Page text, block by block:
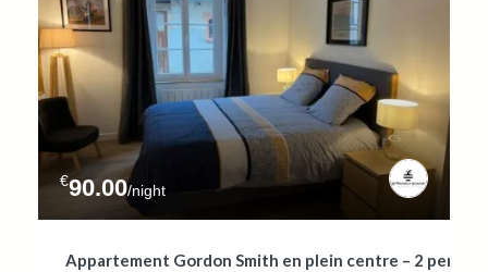
€90.00/night
Appartement Gordon Smith en plein centre – 2 pers